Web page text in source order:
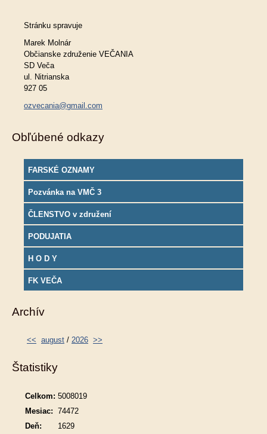
Stránku spravuje
Marek Molnár
Občianske združenie VEČANIA
SD Veča
ul. Nitrianska
927 05
ozvecania@gmail.com
Obľúbené odkazy
FARSKÉ OZNAMY
Pozvánka na VMČ 3
ČLENSTVO v združení
PODUJATIA
H O D Y
FK VEČA
Archív
<< august / 2026 >>
Štatistiky
Celkom: 5008019
Mesiac: 74472
Deň:
1629